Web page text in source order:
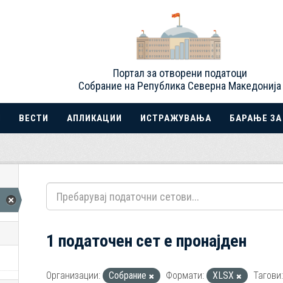
Портал за отворени податоци
Собрание на Република Северна Македонија
ВЕСТИ АПЛИКАЦИИ ИСТРАЖУВАЊА БАРАЊЕ
1 податочен сет е пронајден
Организации: Собрание Формати: XLSX
Тагови: